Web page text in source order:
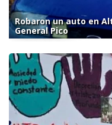
Robaron un auto en
General Pico